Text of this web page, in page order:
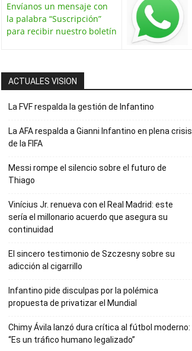
Envíanos un mensaje con
la palabra “Suscripción”
para recibir nuestro boletín
ACTUALES VISION
La FVF respalda la gestión de Infantino
La AFA respalda a Gianni Infantino en plena crisis
de la FIFA
Messi rompe el silencio sobre el futuro de
Thiago
Vinícius Jr. renueva con el Real Madrid: este
sería el millonario acuerdo que asegura su
continuidad
El sincero testimonio de Szczesny sobre su
adicción al cigarrillo
Infantino pide disculpas por la polémica
propuesta de privatizar el Mundial
Chimy Ávila lanzó dura crítica al fútbol moderno:
“Es un tráfico humano legalizado”